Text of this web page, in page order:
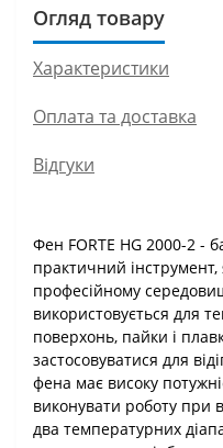
Огляд товару
Характеристики
Оплата та доставка
Відгуки
Фен FORTE HG 2000-2 -
практичний інструмент,
професійному
використовується для
поверхонь, пайки і
застосовуватися для
фена має високу
виконувати роботу при
два температурних